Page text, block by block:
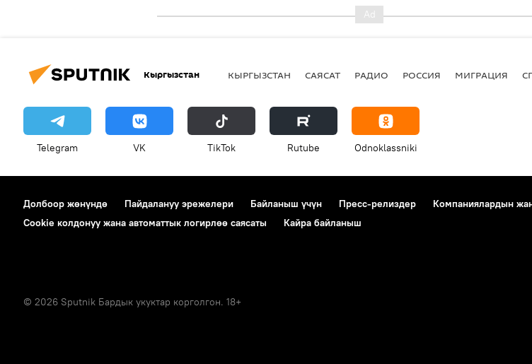
Кыргызстан КЫРГЫЗСТАН САЯСАТ РАДИО РОССИЯ МИГРАЦИЯ
Telegram VK ТikТоk Rutube Odnoklassniki
Долбоор жөнүндө Пайдалануу эрежелери Байланыш үчүн Пресс-релиздер Компаниялардын
Cookie колдонуу жана автоматтык логирлөө саясаты
Кайра байланыш
© 2026 Sputnik Бардык укуктар корголгон. 18+